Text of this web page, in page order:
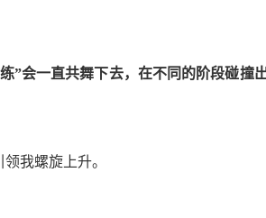
”会一直共舞下去，在不同的阶段碰撞
我螺旋上升。